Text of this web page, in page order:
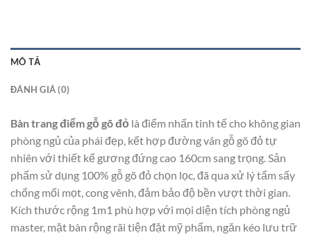
MÔ TẢ
ĐÁNH GIÁ (0)
Bàn trang điểm gỗ gõ đỏ là điểm nhấn tinh tế cho không gian
phòng ngủ của phái đẹp, kết hợp đường vân gỗ gõ đỏ tự
nhiên với thiết kế gương đứng cao 160cm sang trọng. Sản
phẩm sử dụng 100% gỗ gõ đỏ chọn lọc, đã qua xử lý tẩm sấy
chống mối mọt, cong vênh, đảm bảo độ bền vượt thời gian.
Kích thước rộng 1m1 phù hợp với mọi diện tích phòng ngủ
master, mặt bàn rộng rãi tiện đặt mỹ phẩm, ngăn kéo lưu trữ